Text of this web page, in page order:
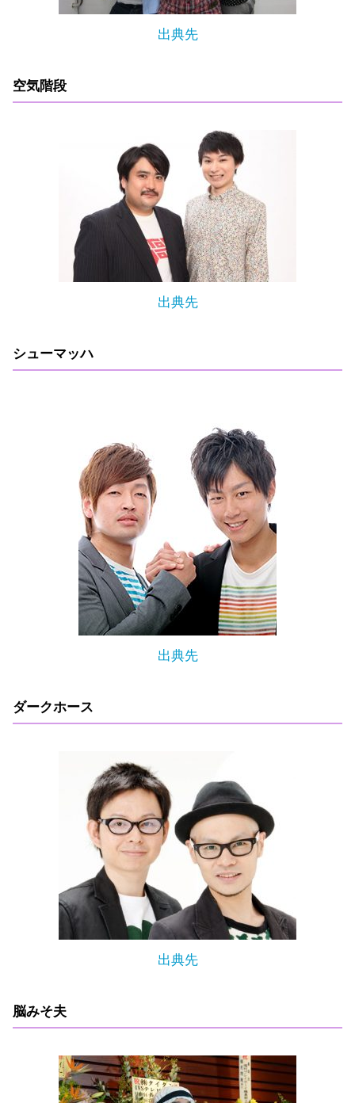
出典先
空気階段
出典先
シューマッハ
出典先
ダークホース
出典先
脳みそ夫